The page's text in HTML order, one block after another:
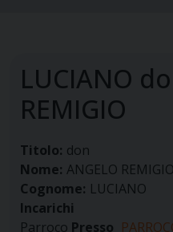
LUCIANO
REMIGIO
Titolo: don
Nome: ANGELO REMIGIO
Cognome: LUCIANO
Incarichi
Parroco Presso